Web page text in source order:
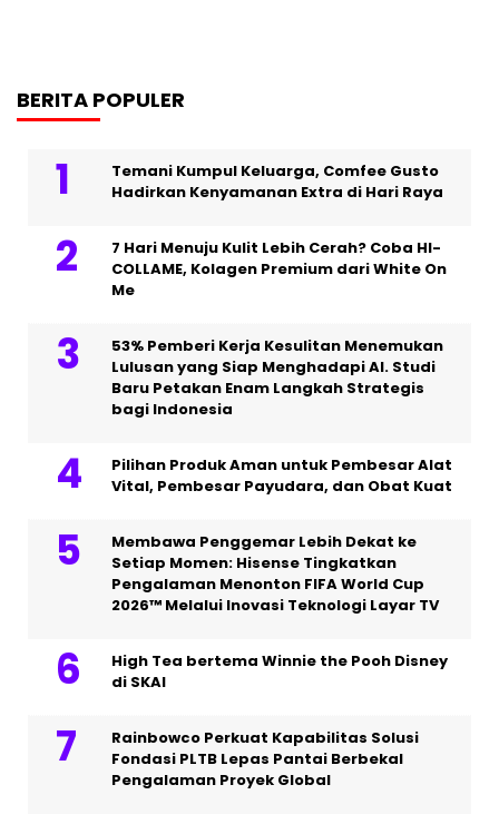
BERITA POPULER
Temani Kumpul Keluarga, Comfee Gusto
Hadirkan Kenyamanan Extra di Hari Raya
7 Hari Menuju Kulit Lebih Cerah? Coba HI-
COLLAME, Kolagen Premium dari White On
Me
53% Pemberi Kerja Kesulitan Menemukan
Lulusan yang Siap Menghadapi AI. Studi
Baru Petakan Enam Langkah Strategis
bagi Indonesia
Pilihan Produk Aman untuk Pembesar Alat
Vital, Pembesar Payudara, dan Obat Kuat
Membawa Penggemar Lebih Dekat ke
Setiap Momen: Hisense Tingkatkan
Pengalaman Menonton FIFA World Cup
2026™ Melalui Inovasi Teknologi Layar TV
High Tea bertema Winnie the Pooh Disney
di SKAI
Rainbowco Perkuat Kapabilitas Solusi
Fondasi PLTB Lepas Pantai Berbekal
Pengalaman Proyek Global